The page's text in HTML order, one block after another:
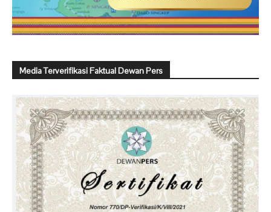
Media Terverifikasi Faktual Dewan Pers